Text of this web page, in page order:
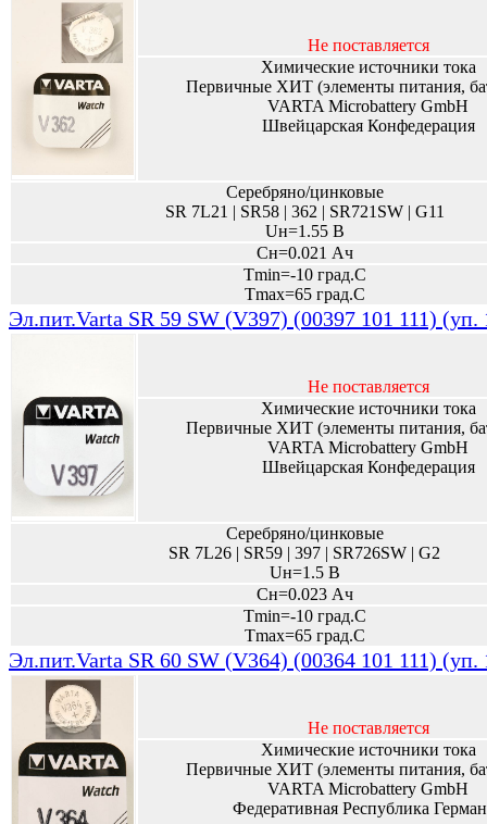
Не поставляется
Химические источники тока
Первичные ХИТ (элементы питания,
VARTA Microbattery GmbH
Швейцарская Конфедерация
Серебряно/цинковые
SR 7L21 | SR58 | 362 | SR721SW | G11
Uн=1.55 В
Сн=0.021 Ач
Tmin=-10 град.С
Tmax=65 град.С
Эл.пит.Varta SR 59 SW (V397) (00397 101 111) (уп.
Не поставляется
Химические источники тока
Первичные ХИТ (элементы питания,
VARTA Microbattery GmbH
Швейцарская Конфедерация
Серебряно/цинковые
SR 7L26 | SR59 | 397 | SR726SW | G2
Uн=1.5 В
Сн=0.023 Ач
Tmin=-10 град.С
Tmax=65 град.С
Эл.пит.Varta SR 60 SW (V364) (00364 101 111) (уп.
Не поставляется
Химические источники тока
Первичные ХИТ (элементы питания,
VARTA Microbattery GmbH
Федеративная Республика